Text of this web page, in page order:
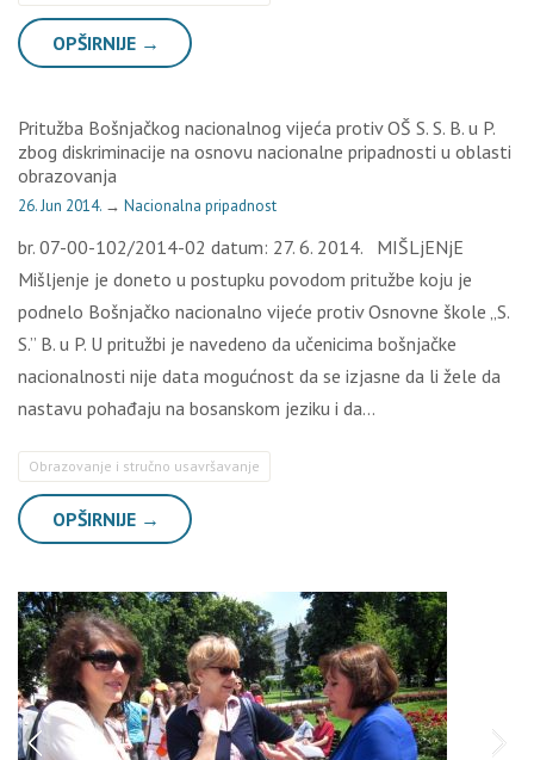
OPŠIRNIJE →
Pritužba Bošnjačkog nacionalnog vijeća protiv OŠ S. S. B. u P.
zbog diskriminacije na osnovu nacionalne pripadnosti u oblasti
obrazovanja
26. Jun 2014. → Nacionalna pripadnost
br. 07-00-102/2014-02 datum: 27. 6. 2014. MIŠLjENjE
Mišljenje je doneto u postupku povodom pritužbe koju je
podnelo Bošnjačko nacionalno vijeće protiv Osnovne škole „S.
S.” B. u P. U pritužbi je navedeno da učenicima bošnjačke
nacionalnosti nije data mogućnost da se izjasne da li žele da
nastavu pohađaju na bosanskom jeziku i da…
Obrazovanje i stručno usavršavanje
OPŠIRNIJE →